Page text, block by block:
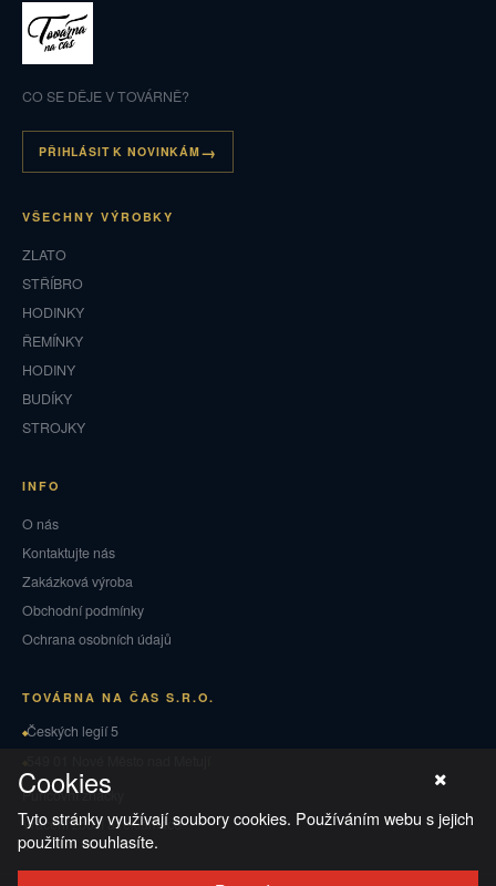
CO SE DĚJE V TOVÁRNĚ?
PŘIHLÁSIT K NOVINKÁM
VŠECHNY VÝROBKY
ZLATO
STŘÍBRO
HODINKY
ŘEMÍNKY
HODINY
BUDÍKY
STROJKY
INFO
O nás
Kontaktujte nás
Zakázková výroba
Obchodní podmínky
Ochrana osobních údajů
TOVÁRNA NA ČAS S.R.O.
Českých legií 5
Puncovní značky
Vrácení zboží a reklamace
Cookies
Tyto stránky využívají soubory cookies. Používáním webu s jejich
použitím souhlasíte.